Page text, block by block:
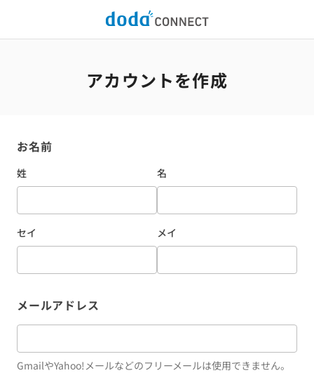
アカウントを作成
お名前
姓 名
セイ メイ
メールアドレス
GmailやYahoo!メールなどのフリーメールは使用できません。